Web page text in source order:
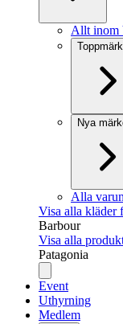
Allt inom
Nya
Alla
Visa alla kläder
Barbour
Visa alla
Patagonia
Event
Uthyrning
Medlem